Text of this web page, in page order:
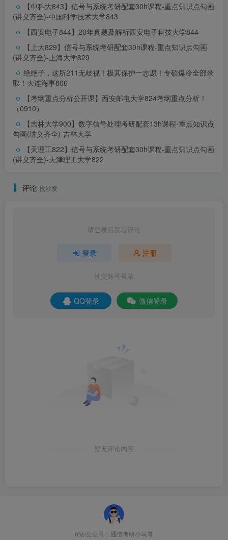
公众号【通信考研小马哥】回复:[南昌]获取完整版重点分析
02
教材
官方推荐教材：
《信号与系统》第三版 郑君里
【中科大843】信号与系统考研配套30h课程-重点知识点勾画
(讲义齐全)-中国科学技术大学843
【西安电子844】20年真题及解析西安电子科技大学844
【上大829】信号与系统考研配套30h课程-重点知识点勾画
(讲义齐全)-上海大学829
绝绝子，这所211无歧视！极其保护一志愿！专硕爆冷全部录
取！ 大连海事806
【考纲重点分析公开课】西安邮电大学824考纲重点分析！
（0910）
【吉林大学900】数字信号处理考研配套13h课程-重点知识点
勾画(讲义齐全)-吉林大学
【天理工822】信号与系统考研配套30h课程-重点知识点勾画
(讲义齐全)-天津理工大学822
评论 抢沙发
请登录后发表评论
登录 注册
社交账号登录
QQ登录 微信登录
暂无评论内容
b站/公众号：通信考研小马哥